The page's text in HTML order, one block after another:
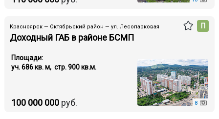
Красноярск — Октябрьский район — ул. Лесопарковая
Доходный ГАБ в районе БСМП
П
8
100 000 000руб.
Площади:
уч. 686 кв. м, стр. 900 кв.м.